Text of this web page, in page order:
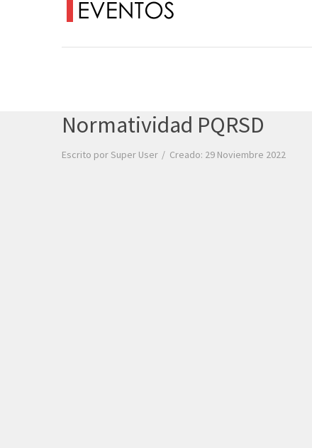
Normatividad PQRSD
Escrito porSuper User Creado: 29 Noviembre 2022